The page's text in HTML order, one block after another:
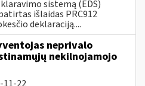
sistemą (EDS)
išlaidas PRC912
deklaraciją....
neprivalo
nekilnojamojo
11-22